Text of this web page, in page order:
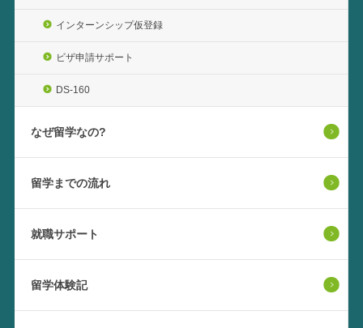
インターンシップ仮登録
ビザ申請サポート
DS-160
なぜ留学なの?
留学までの流れ
就職サポート
留学体験記